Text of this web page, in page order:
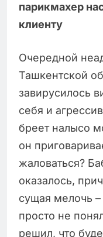
парикмахер
клиенту
Очередной
Ташкентской
завирусилось
себя и
бреет налысо
он
жаловаться?
оказалось,
сущая мелочь
просто не
решил, что